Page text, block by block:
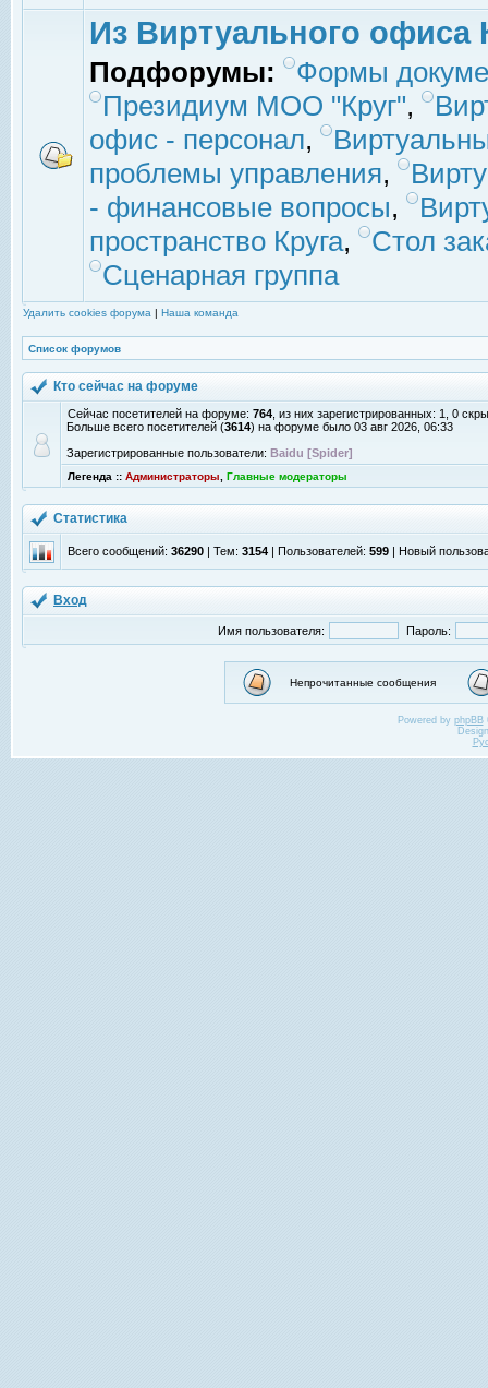
Из Виртуального офиса
Подфорумы:
Формы
Президиум МОО "Круг",
офис - персонал,
проблемы управления,
- финансовые вопросы,
пространство Круга,
Стол
Сценарная группа
Удалить cookies форума | Наша команда
Список форумов
Кто сейчас на форуме
Сейчас посетителей на форуме: 764 , из них зарегистрированных: 1, 0
Больше всего посетителей (3614) на форуме было 03 авг 2026, 06:33
Зарегистрированные пользователи: Baidu [Spider]
Легенда :: Администраторы Главные модераторы
Статистика
Всего сообщений: 36290 | Тем: 3154 | Пользователей: 599 | Новый
Вход
Имя пользователя: Пароль:
Непрочитанные сообщения
Powered by phpBB